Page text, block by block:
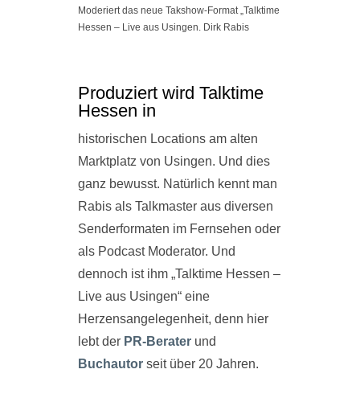
Moderiert das neue Takshow-Format „Talktime
Hessen – Live aus Usingen. Dirk Rabis
Produziert wird Talktime
Hessen in
historischen Locations am alten
Marktplatz von Usingen. Und dies
ganz bewusst. Natürlich kennt man
Rabis als Talkmaster aus diversen
Senderformaten im Fernsehen oder
als Podcast Moderator. Und
dennoch ist ihm „Talktime Hessen –
Live aus Usingen“ eine
Herzensangelegenheit, denn hier
lebt der PR-Beraterund
Buchautorseit über 20 Jahren.